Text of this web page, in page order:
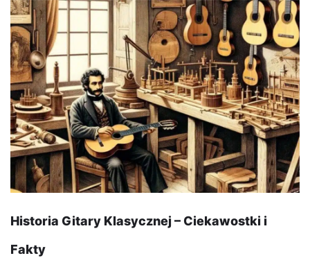
Historia Gitary Klasycznej – Ciekawostki i
Fakty